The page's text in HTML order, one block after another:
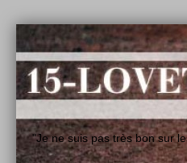
"Je ne suis pas très bon sur